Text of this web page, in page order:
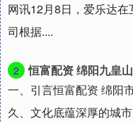
网讯12月8日，爱乐达
司根据....
2
恒富配资 绵阳九皇山旅
一、引言恒富配资 绵阳
久、文化底蕴深厚的城